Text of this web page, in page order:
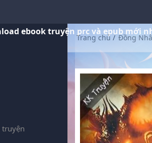
ebook truyện prc và epub mới
truyện
Trang chủ/ Đồng